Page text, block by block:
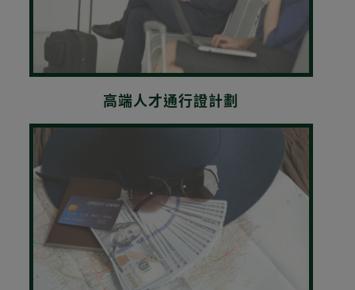
高端人才通行證計劃